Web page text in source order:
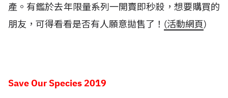
產。有鑑於去年限量系列一開賣即秒殺，想要購買的
朋友，可得看看是否有人願意拋售了！ (活動網頁)
Save Our Species 2019